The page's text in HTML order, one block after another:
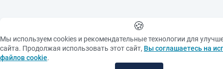
🍪
Мы используем cookies и рекомендательные технологии для
сайта. Продолжая использовать этот сайт, Вы соглашаетесь на
файлов cookie.